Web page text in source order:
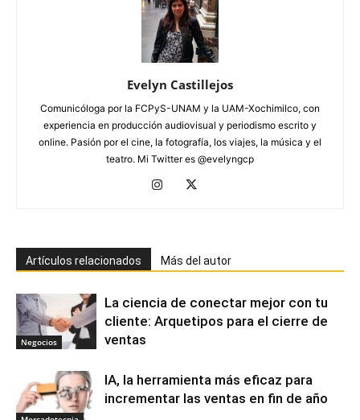
Evelyn Castillejos
Comunicóloga por la FCPyS-UNAM y la UAM-Xochimilco, con
experiencia en producción audiovisual y periodismo escrito y
online. Pasión por el cine, la fotografía, los viajes, la música y el
teatro. Mi Twitter es @evelyngcp
Artículos relacionados Más del autor
Negocios
La ciencia de conectar mejor con tu
cliente: Arquetipos para el cierre de
ventas
IA, la herramienta más eficaz para
incrementar las ventas en fin de año